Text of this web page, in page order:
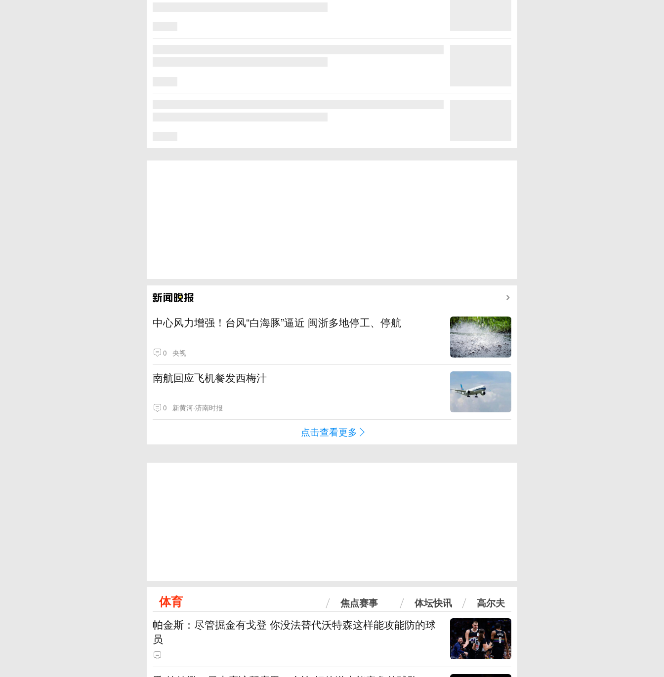
中心风力增强！台风“白海豚”逼近 闽浙多地停工、停航
0 央视
南航回应飞机餐发西梅汁
0 新黄河·济南时报
点击查看更多
体育 焦点赛事 体坛快讯 高尔夫
帕金斯：尽管掘金有戈登 你没法替代沃特森这样能攻能防的球
员